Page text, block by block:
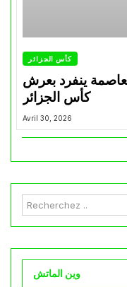
كأس الجزائر
ينفرد بعرش
كأس الجزائر
Avril 30, 2026
وين الماتش